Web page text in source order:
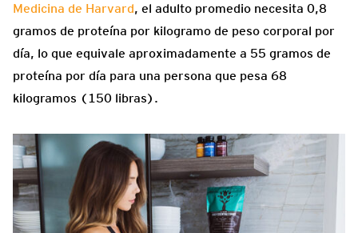
Medicina de Harvard, el adulto promedio necesita 0,8
gramos de proteína por kilogramo de peso corporal por
día, lo que equivale aproximadamente a 55 gramos de
proteína por día para una persona que pesa 68
kilogramos (150 libras).